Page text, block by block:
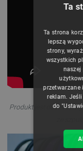
Produkt jest
ze
Ta
Ta strona
lepszą
strony,
wszystkich
naszej
przetwarzane
reklam.
do